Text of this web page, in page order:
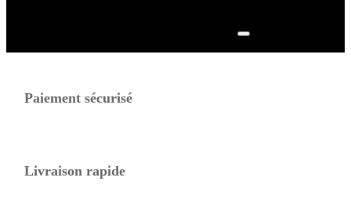
Paiement sécurisé
Livraison rapide